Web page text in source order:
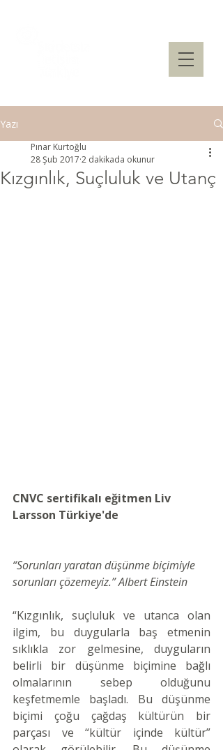
Yazı
Kızgınlık, Suçluluk ve Utanç
Pınar Kurtoğlu
28 Şub 2017 2 dakikada okunur
CNVC sertifikalı eğitmen Liv
Larsson Türkiye'de
“Sorunları yaratan düşünme biçimiyle
sorunları çözemeyiz.” Albert Einstein
“Kızgınlık, suçluluk ve utanca olan
ilgim, bu duygularla baş etmenin
sıklıkla zor gelmesine, duyguların
belirli bir düşünme biçimine bağlı
olmalarının sebep olduğunu
keşfetmemle başladı. Bu düşünme
biçimi çoğu çağdaş kültürün bir
parçası ve “kültür içinde kültür”